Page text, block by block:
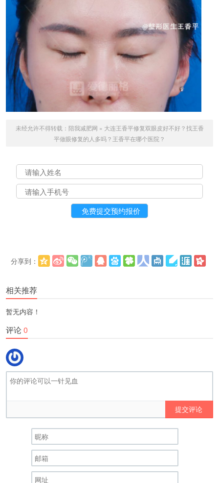
未经允许不得转载： 陪我减肥网 » 大连王香平修复双眼皮好不好？找王香
平做眼修复的人多吗？王香平在哪个医院？
分享到：
相关推荐
暂无内容！
评论0
提交评论